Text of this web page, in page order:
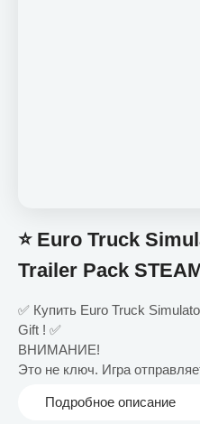
⭐️ Euro Truck
Trailer Pack
✅ Купить Euro Truck
Gift ! ✅
ВНИМАНИЕ!
Это не ключ. Игра
Подробное описание